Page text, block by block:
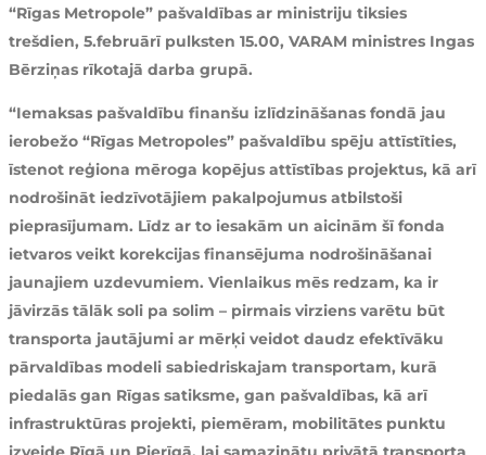
“Rīgas Metropole” pašvaldības ar ministriju tiksies
trešdien, 5.februārī pulksten 15.00, VARAM ministres Ingas
Bērziņas rīkotajā darba grupā.
“Iemaksas pašvaldību finanšu izlīdzināšanas fondā jau
ierobežo “Rīgas Metropoles” pašvaldību spēju attīstīties,
īstenot reģiona mēroga kopējus attīstības projektus, kā arī
nodrošināt iedzīvotājiem pakalpojumus atbilstoši
pieprasījumam. Līdz ar to iesakām un aicinām šī fonda
ietvaros veikt korekcijas finansējuma nodrošināšanai
jaunajiem uzdevumiem. Vienlaikus mēs redzam, ka ir
jāvirzās tālāk soli pa solim – pirmais virziens varētu būt
transporta jautājumi ar mērķi veidot daudz efektīvāku
pārvaldības modeli sabiedriskajam transportam, kurā
piedalās gan Rīgas satiksme, gan pašvaldības, kā arī
infrastruktūras projekti, piemēram, mobilitātes punktu